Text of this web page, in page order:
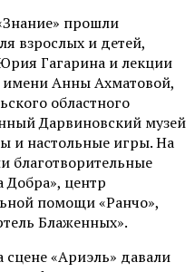
прошли
взрослых и детей,
Гагарина и лекции
имени Анны Ахматовой,
областного
Дарвиновский музей
и настольные игры. На
благотворительные
центр
помощи «Ранчо»,
Блаженных».
сцене«Ариэль» давали